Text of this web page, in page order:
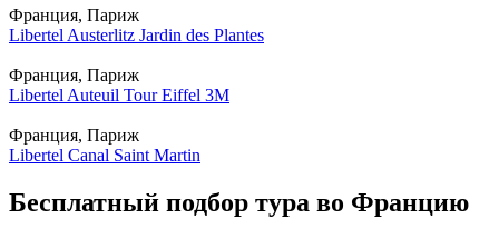
Франция, Париж
Libertel Austerlitz Jardin des Plantes
Франция, Париж
Libertel Auteuil Tour Eiffel 3M
Франция, Париж
Libertel Canal Saint Martin
Бесплатный подбор тура во Францию